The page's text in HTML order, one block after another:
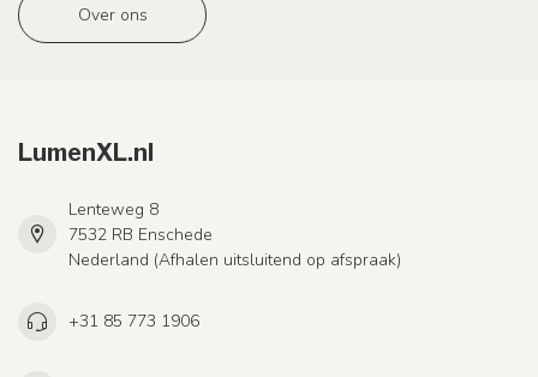
Over ons
LumenXL.nl
Lenteweg 8
7532 RB Enschede
Nederland (Afhalen uitsluitend op afspraak)
+31 85 773 1906